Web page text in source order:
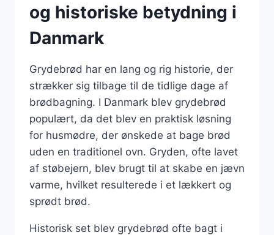
og historiske betydning i
Danmark
Grydebrød har en lang og rig historie, der
strækker sig tilbage til de tidlige dage af
brødbagning. I Danmark blev grydebrød
populært, da det blev en praktisk løsning
for husmødre, der ønskede at bage brød
uden en traditionel ovn. Gryden, ofte lavet
af støbejern, blev brugt til at skabe en jævn
varme, hvilket resulterede i et lækkert og
sprødt brød.
Historisk set blev grydebrød ofte bagt i